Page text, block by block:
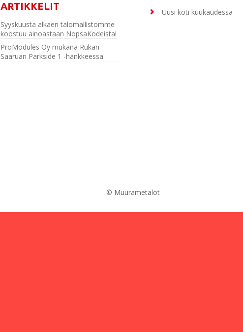
ARTIKKELIT
Syyskuusta alkaen talomallistomme
koostuu ainoastaan NopsaKodeista!
ProModules Oy mukana Rukan
Saaruan Parkside 1 -hankkeessa
Uusi koti kuukaudessa
© Muurametalot